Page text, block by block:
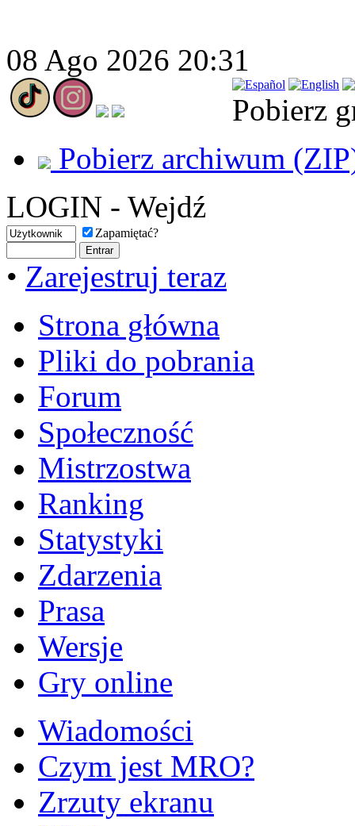
08 Ago 2026 20:31
Pobierz
Pobierz archiwum
LOGIN - Wejdź
Zapamiętać?
• Zarejestruj teraz
Strona główna
Pliki do pobrania
Forum
Społeczność
Mistrzostwa
Ranking
Statystyki
Zdarzenia
Prasa
Wersje
Gry online
Wiadomości
Czym jest MRO?
Zrzuty ekranu